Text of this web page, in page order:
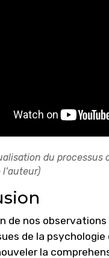
du processus
de nos
de la
la